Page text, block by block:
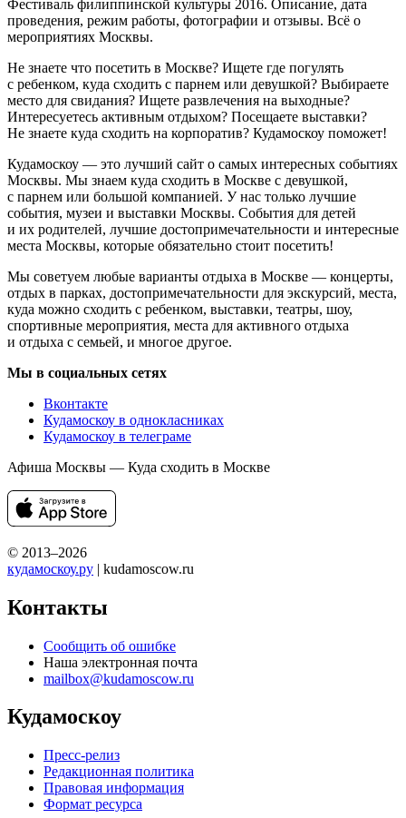
Фестиваль филиппинской культуры 2016. Описание, дата
проведения, режим работы, фотографии и отзывы. Всё о
мероприятиях Москвы.
Не знаете что посетить в Москве? Ищете где погулять
с ребенком, куда сходить с парнем или девушкой? Выбираете
место для свидания? Ищете развлечения на выходные?
Интересуетесь активным отдыхом? Посещаете выставки?
Не знаете куда сходить на корпоратив? Кудамоскоу поможет!
Кудамоскоу — это лучший сайт о самых интересных событиях
Москвы. Мы знаем куда сходить в Москве с девушкой,
с парнем или большой компанией. У нас только лучшие
события, музеи и выставки Москвы. События для детей
и их родителей, лучшие достопримечательности и интересные
места Москвы, которые обязательно стоит посетить!
Мы советуем любые варианты отдыха в Москве — концерты,
отдых в парках, достопримечательности для экскурсий, места,
куда можно сходить с ребенком, выставки, театры, шоу,
спортивные мероприятия, места для активного отдыха
и отдыха с семьей, и многое другое.
Мы в социальных сетях
Вконтакте
Кудамоскоу в однокласниках
Кудамоскоу в телеграме
Афиша Москвы — Куда сходить в Москве
© 2013–2026
кудамоскоу.ру | kudamoscow.ru
Контакты
Сообщить об ошибке
Наша электронная почта
mailbox@kudamoscow.ru
Кудамоскоу
Пресс-релиз
Редакционная политика
Правовая информация
Формат ресурса